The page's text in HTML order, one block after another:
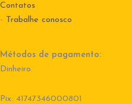
Contatos
- Trabalhe conosco
Métodos de pagamento:
Dinheiro.
Pix: 41747346000801